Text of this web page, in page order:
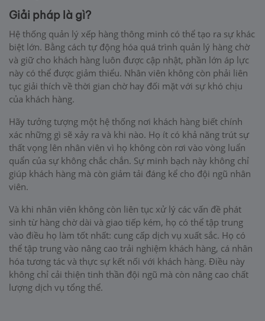
Giải pháp là gì?
Hệ thống quản lý xếp hàng thông minh có thể tạo ra sự khác
biệt lớn. Bằng cách tự động hóa quá trình quản lý hàng chờ
và giữ cho khách hàng luôn được cập nhật, phần lớn áp lực
này có thể được giảm thiểu. Nhân viên không còn phải liên
tục giải thích về thời gian chờ hay đối mặt với sự khó chịu
của khách hàng.
Hãy tưởng tượng một hệ thống nơi khách hàng biết chính
xác những gì sẽ xảy ra và khi nào. Họ ít có khả năng trút sự
thất vọng lên nhân viên vì họ không còn rơi vào vòng luẩn
quẩn của sự không chắc chắn. Sự minh bạch này không chỉ
giúp khách hàng mà còn giảm tải đáng kể cho đội ngũ nhân
viên.
Và khi nhân viên không còn liên tục xử lý các vấn đề phát
sinh từ hàng chờ dài và giao tiếp kém, họ có thể tập trung
vào điều họ làm tốt nhất: cung cấp dịch vụ xuất sắc. Họ có
thể tập trung vào nâng cao trải nghiệm khách hàng, cá nhân
hóa tương tác và thực sự kết nối với khách hàng. Điều này
không chỉ cải thiện tinh thần đội ngũ mà còn nâng cao chất
lượng dịch vụ tổng thể.